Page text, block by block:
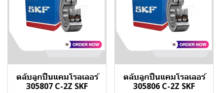
ตลับลูกปืนแคมโรลเลอร์
305807 C-2Z SKF
ตลับลูกปืนแคมโรลเลอร์
305806 C-2Z SKF